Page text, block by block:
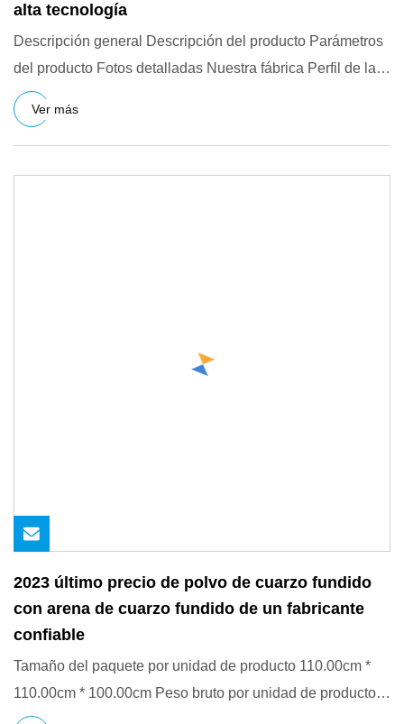
alta tecnología
Descripción general Descripción del producto Parámetros
del producto Fotos detalladas Nuestra fábrica Perfil de la
empr
Ver más
2023 último precio de polvo de cuarzo fundido
con arena de cuarzo fundido de un fabricante
confiable
Tamaño del paquete por unidad de producto 110.00cm *
110.00cm * 100.00cm Peso bruto por unidad de producto
1003.000kg So